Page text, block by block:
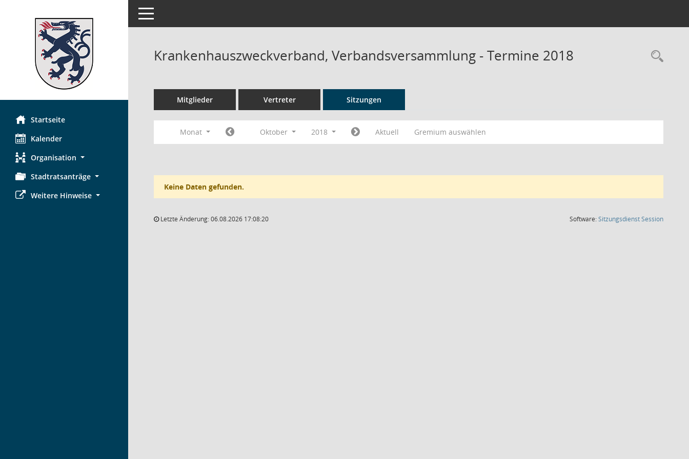
Startseite
Kalender
Organisation
Stadtratsanträge
Weitere Hinweise
Toggle navigation
Krankenhauszweckverband, Verbandsversammlung - Termine 2018
Mitglieder Vertreter Sitzungen
Monat Oktober 2018 Aktuell Gremium auswählen
Keine Daten gefunden.
Letzte Änderung: 06.08.2026 17:08:20 Software:SitzungsdienstSession(Wird in